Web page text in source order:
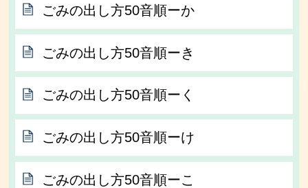
ごみの出し方50音順ーか
ごみの出し方50音順ーき
ごみの出し方50音順ーく
ごみの出し方50音順ーけ
ごみの出し方50音順ーこ